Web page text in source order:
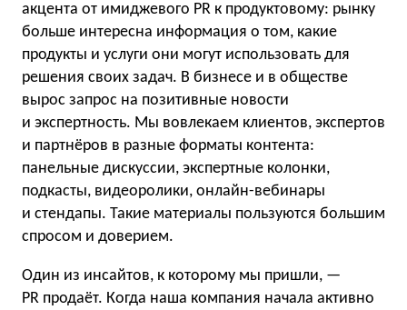
акцента от имиджевого PR к продуктовому: рынку
больше интересна информация о том, какие
продукты и услуги они могут использовать для
решения своих задач. В бизнесе и в обществе
вырос запрос на позитивные новости
и экспертность. Мы вовлекаем клиентов, экспертов
и партнёров в разные форматы контента:
панельные дискуссии, экспертные колонки,
подкасты, видеоролики, онлайн-вебинары
и стендапы. Такие материалы пользуются большим
спросом и доверием.
Один из инсайтов, к которому мы пришли, —
PR продаёт. Когда наша компания начала активно